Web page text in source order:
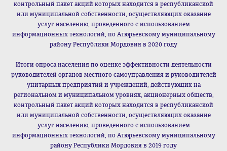
контрольный пакет акций которых находится в республиканской
или муниципальной собственности, осуществляющих оказание
услуг населению, проведенного с использованием
информационных технологий, по Атюрьевскому муниципальному
району Республики Мордовия в 2020 году
Итоги опроса населения по оценке эффективности деятельности
руководителей органов местного самоуправления и руководителей
унитарных предприятий и учреждений, действующих на
региональном и муниципальном уровнях, акционерных обществ,
контрольный пакет акций которых находится в республиканской
или муниципальной собственности, осуществляющих оказание
услуг населению, проведенного с использованием
информационных технологий, по Атюрьевскому муниципальному
району Республики Мордовия в 2019 году